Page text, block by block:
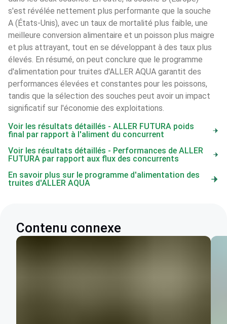
s'est révélée nettement plus performante que la souche
A (États-Unis), avec un taux de mortalité plus faible, une
meilleure conversion alimentaire et un poisson plus maigre
et plus attrayant, tout en se développant à des taux plus
élevés. En résumé, on peut conclure que le programme
d'alimentation pour truites d'ALLER AQUA garantit des
performances élevées et constantes pour les poissons,
tandis que la sélection des souches peut avoir un impact
significatif sur l'économie des exploitations.
Voir les résultats détaillés - ALLER FUTURA poids
final par rapport à l'aliment du concurrent
Voir les résultats détaillés - Performances de ALLER
FUTURA par rapport aux flux des concurrents
En savoir plus sur le programme d'alimentation des
truites d'ALLER AQUA
Contenu connexe